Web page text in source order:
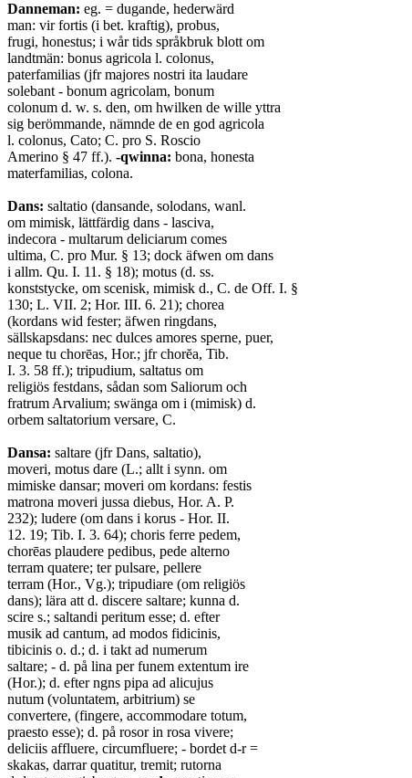
Danneman: eg. = dugande, hederwärd
man: vir fortis (i bet. kraftig), probus,
frugi, honestus; i wår tids språkbruk blott om
landtmän: bonus agricola l. colonus,
paterfamilias (jfr majores nostri ita laudare
solebant - bonum agricolam, bonum
colonum d. w. s. den, om hwilken de wille yttra
sig berömmande, nämnde de en god agricola
l. colonus, Cato; C. pro S. Roscio
Amerino § 47 ff.). -qwinna: bona, honesta
materfamilias, colona.
Dans: saltatio (dansande, solodans, wanl.
om mimisk, lättfärdig dans - lasciva,
indecora - multarum deliciarum comes
ultima, C. pro Mur. § 13; dock äfwen om dans
i allm. Qu. I. 11. § 18); motus (d. ss.
konststycke, om scenisk, mimisk d., C. de Off. I. §
130; L. VII. 2; Hor. III. 6. 21); chorea
(kordans wid fester; äfwen ringdans,
sällskapsdans: nec dulces amores sperne, puer,
neque tu chorēas, Hor.; jfr chorĕa, Tib.
I. 3. 58 ff.); tripudium, saltatus om
religiös festdans, sådan som Saliorum och
fratrum Arvalium; swänga om i (mimisk) d.
orbem saltatorium versare, C.
Dansa: saltare (jfr Dans, saltatio),
moveri, motus dare (L.; allt i synn. om
mimiske dansar; moveri om kordans: festis
matrona moveri jussa diebus, Hor. A. P.
232); ludere (om dans i korus - Hor. II.
12. 19; Tib. I. 3. 64); choris ferre pedem,
chorēas plaudere pedibus, pede alterno
terram quatere; ter pulsare, pellere
terram (Hor., Vg.); tripudiare (om religiös
dans); lära att d. discere saltare; kunna d.
scire s.; saltandi peritum esse; d. efter
musik ad cantum, ad modos fidicinis,
tibicinis o. d.; d. i takt ad numerum
saltare; - d. på lina per funem extentum ire
(Hor.); d. efter ngns pipa ad alicujus
nutum (voluntatem, arbitrium) se
convertere, (fingere, accommodare totum,
praesto esse); d. på rosor in rosa vivere;
deliciis affluere, circumfluere; - bordet d-r =
skakas, darrar quatitur, tremit; rutorna